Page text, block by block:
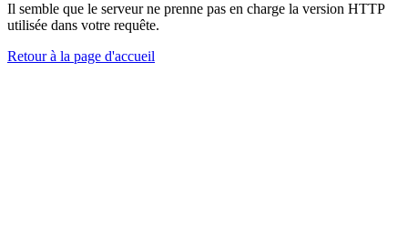
Il semble que le serveur ne prenne pas en charge la version HTTP
utilisée dans votre requête.
Retour à la page d'accueil